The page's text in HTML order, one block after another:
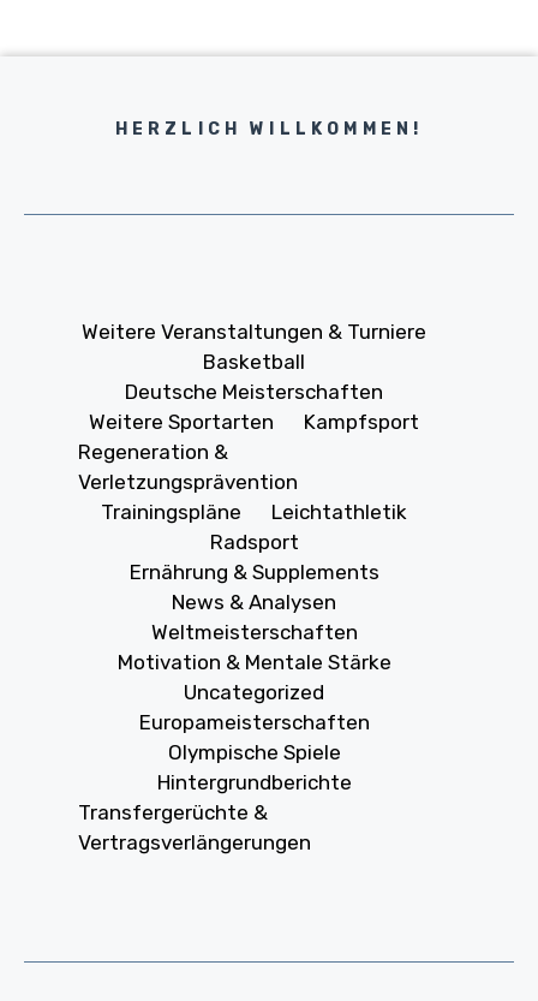
HERZLICH WILLKOMMEN!
Weitere Veranstaltungen & Turniere
Basketball
Deutsche Meisterschaften
Weitere Sportarten
Kampfsport
Regeneration &
Verletzungsprävention
Trainingspläne
Leichtathletik
Radsport
Ernährung & Supplements
News & Analysen
Weltmeisterschaften
Motivation & Mentale Stärke
Uncategorized
Europameisterschaften
Olympische Spiele
Hintergrundberichte
Transfergerüchte &
Vertragsverlängerungen